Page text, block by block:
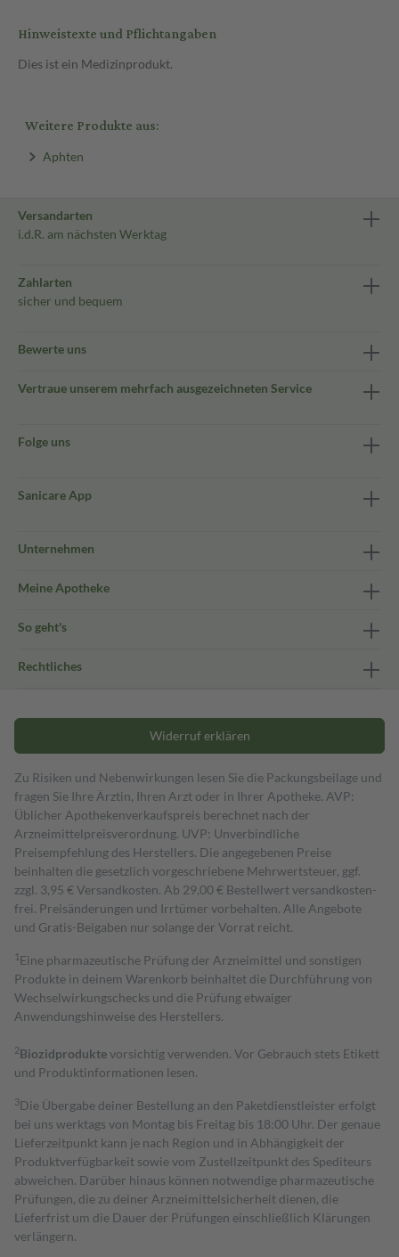
Hinweistexte und Pflichtangaben
Dies ist ein Medizinprodukt.
Weitere Produkte aus:
Aphten
Versandarten
i.d.R. am nächsten Werktag
Zahlarten
sicher und bequem
Bewerte uns
Vertraue unserem mehrfach ausgezeichneten Service
Folge uns
Sanicare App
Unternehmen
Meine Apotheke
So geht's
Rechtliches
Widerruf erklären
Zu Risiken und Nebenwirkungen lesen Sie die Packungsbeilage und
fragen Sie Ihre Ärztin, Ihren Arzt oder in Ihrer Apotheke. AVP:
Üblicher Apothekenverkaufspreis berechnet nach der
Arzneimittelpreisverordnung. UVP: Unverbindliche
Preisempfehlung des Herstellers. Die angegebenen Preise
beinhalten die gesetzlich vorgeschriebene Mehrwertsteuer, ggf.
zzgl. 3,95 € Versandkosten. Ab 29,00 € Bestell­wert versand­kosten­
frei. Preisänderungen und Irrtümer vorbehalten. Alle Angebote
und Gratis-Beigaben nur solange der Vorrat reicht.
1 Eine pharmazeutische Prüfung der Arzneimittel und sonstigen
Produkte in deinem Warenkorb beinhaltet die Durchführung von
Wechselwirkungschecks und die Prüfung etwaiger
Anwendungshinweise des Herstellers.
2Biozidproduktevorsichtig verwenden. Vor Gebrauch stets Etikett
und Produktinformationen lesen.
3Die Übergabe deiner Bestellung an den Paketdienstleister erfolgt
bei uns werktags von Montag bis Freitag bis 18:00 Uhr. Der genaue
Lieferzeitpunkt kann je nach Region und in Abhängigkeit der
Produktverfügbarkeit sowie vom Zustellzeitpunkt des Spediteurs
abweichen. Darüber hinaus können notwendige pharmazeutische
Prüfungen, die zu deiner Arzneimittelsicherheit dienen, die
Lieferfrist um die Dauer der Prüfungen einschließlich Klärungen
verlängern.